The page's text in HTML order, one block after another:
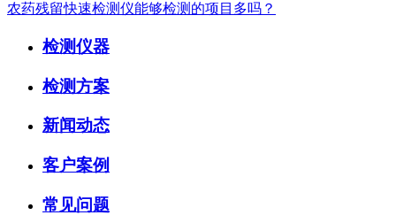
农药残留快速检测仪能够检测的项目多吗？
检测仪器
检测方案
新闻动态
客户案例
常见问题